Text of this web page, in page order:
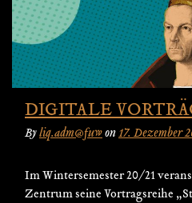
DIGITALE
Byliq.adm@fuwon17. Dezember
Im Wintersemester 20/21
Zentrum seine Vortragsreihe